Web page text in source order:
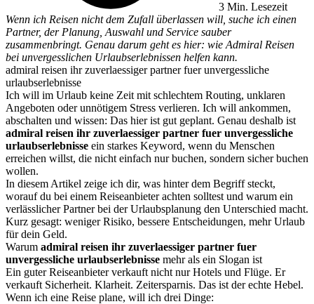
3 Min. Lesezeit
Wenn ich Reisen nicht dem Zufall überlassen will, suche ich einen
Partner, der Planung, Auswahl und Service sauber
zusammenbringt. Genau darum geht es hier: wie Admiral Reisen
bei unvergesslichen Urlaubserlebnissen helfen kann.
admiral reisen ihr zuverlaessiger partner fuer unvergessliche
urlaubserlebnisse
Ich will im Urlaub keine Zeit mit schlechtem Routing, unklaren
Angeboten oder unnötigem Stress verlieren. Ich will ankommen,
abschalten und wissen: Das hier ist gut geplant. Genau deshalb ist
admiral reisen ihr zuverlaessiger partner fuer unvergessliche
urlaubserlebnisse ein starkes Keyword, wenn du Menschen
erreichen willst, die nicht einfach nur buchen, sondern sicher buchen
wollen.
In diesem Artikel zeige ich dir, was hinter dem Begriff steckt,
worauf du bei einem Reiseanbieter achten solltest und warum ein
verlässlicher Partner bei der Urlaubsplanung den Unterschied macht.
Kurz gesagt: weniger Risiko, bessere Entscheidungen, mehr Urlaub
für dein Geld.
Warum admiral reisen ihr zuverlaessiger partner fuer
unvergessliche urlaubserlebnisse mehr als ein Slogan ist
Ein guter Reiseanbieter verkauft nicht nur Hotels und Flüge. Er
verkauft Sicherheit. Klarheit. Zeitersparnis. Das ist der echte Hebel.
Wenn ich eine Reise plane, will ich drei Dinge: